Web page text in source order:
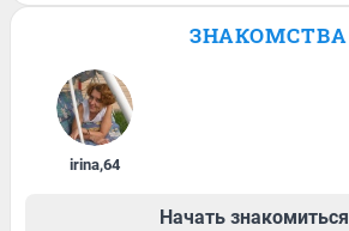
ЗНАКОМСТВА
irina,64
Начать знакомиться